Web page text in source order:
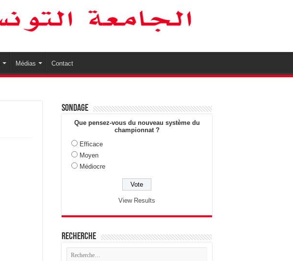
Médias Contact
Sondage
Que pensez-vous du nouveau système du
championnat ?
Efficace
Moyen
Médiocre
View Results
Recherche